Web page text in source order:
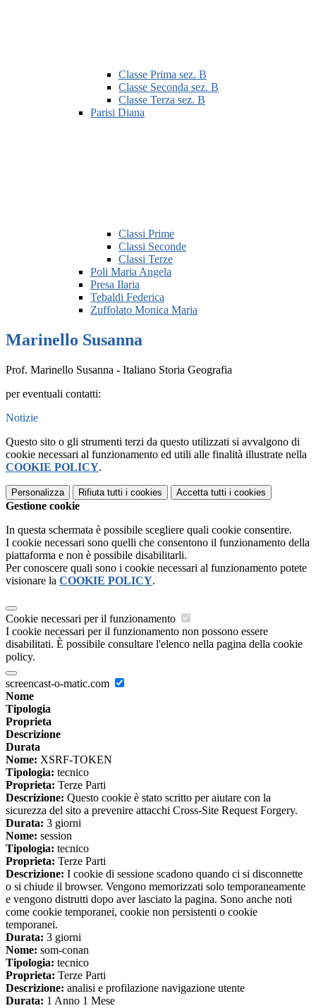
Classe Prima sez. B
Classe Seconda sez. B
Classe Terza sez. B
Parisi Diana
Classi Prime
Classi Seconde
Classi Terze
Poli Maria Angela
Presa Ilaria
Tebaldi Federica
Zuffolato Monica Maria
Marinello Susanna
Prof. Marinello Susanna - Italiano Storia Geografia
per eventuali contatti:
Notizie
Questo sito o gli strumenti terzi da questo utilizzati si avvalgono di
cookie necessari al funzionamento ed utili alle finalità illustrate nella
COOKIE POLICY.
Personalizza Rifiuta tutti i cookies Accetta tutti i cookies
Gestione cookie
In questa schermata è possibile scegliere quali cookie consentire.
I cookie necessari sono quelli che consentono il funzionamento della
piattaforma e non è possibile disabilitarli.
Per conoscere quali sono i cookie necessari al funzionamento potete
visionare la COOKIE POLICY.
Cookie necessari per il funzionamento
I cookie necessari per il funzionamento non possono essere
disabilitati. È possibile consultare l'elenco nella pagina della cookie
policy.
screencast-o-matic.com
Nome
Tipologia
Proprieta
Descrizione
Durata
Nome: XSRF-TOKEN
Tipologia: tecnico
Proprieta: Terze Parti
Descrizione: Questo cookie è stato scritto per aiutare con la
sicurezza del sito a prevenire attacchi Cross-Site Request Forgery.
Durata: 3 giorni
Nome: session
Tipologia: tecnico
Proprieta: Terze Parti
Descrizione: I cookie di sessione scadono quando ci si disconnette
o si chiude il browser. Vengono memorizzati solo temporaneamente
e vengono distrutti dopo aver lasciato la pagina. Sono anche noti
come cookie temporanei, cookie non persistenti o cookie
temporanei.
Durata: 3 giorni
Nome: som-conan
Tipologia: tecnico
Proprieta: Terze Parti
Descrizione: analisi e profilazione navigazione utente
Durata: 1 Anno 1 Mese